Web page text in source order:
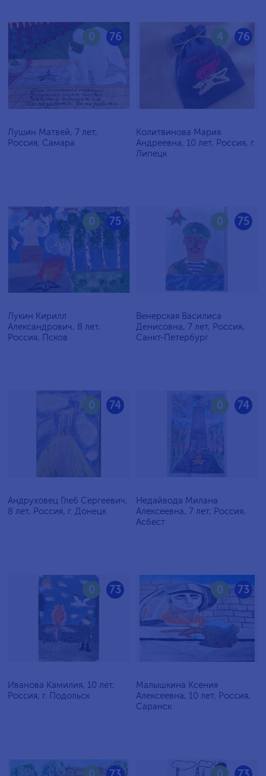
76
0
Лушин Матвей, 7 лет,
Россия, Самара
76
4
Колитвинова Мария
Андреевна, 10 лет, Россия, г.
Липецк
75
0
Лукин Кирилл
Александрович, 8 лет,
Россия, Псков
75
0
Венерская Василиса
Денисовна, 7 лет, Россия,
Санкт-Петербург
74
0
Андруховец Глеб Сергеевич,
8 лет, Россия, г. Донецк
74
0
Недайвода Милана
Алексеевна, 7 лет, Россия,
Асбест
73
0
Иванова Камилия, 10 лет,
Россия, г. Подольск
73
0
Малышкина Ксения
Алексеевна, 10 лет, Россия,
Саранск